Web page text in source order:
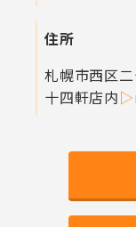
住所
札幌市西区
十四軒店内